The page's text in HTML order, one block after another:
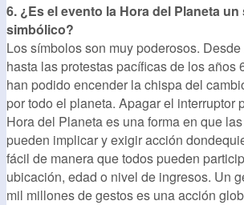
6. ¿Es el evento la Hora del Planeta
simbólico?
Los símbolos son muy poderosos.
hasta las protestas pacíficas de los años
han podido encender la chispa del
por todo el planeta. Apagar el interruptor
Hora del Planeta es una forma en que
pueden implicar y exigir acción
fácil de manera que todos pueden
ubicación, edad o nivel de ingresos. Un
mil millones de gestos es una acción